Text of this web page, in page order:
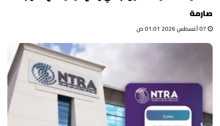
صارمة